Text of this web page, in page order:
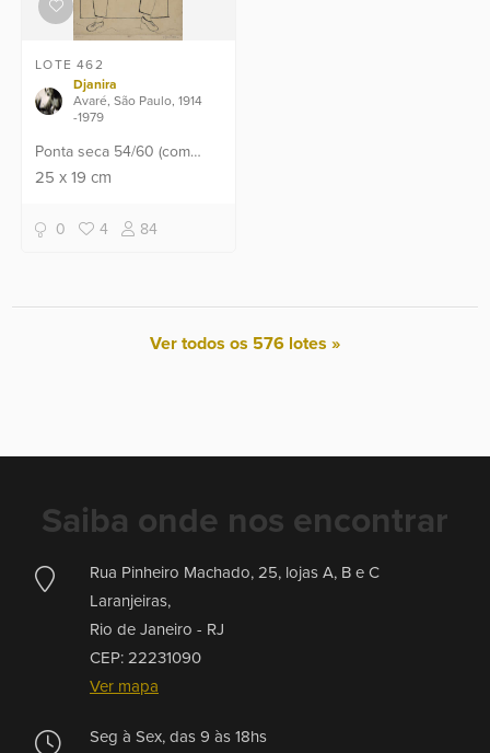
LOTE 462
Djanira
Avaré, São Paulo, 1914
-1979
Ponta seca 54/60 (com
marcas do tempo).
25x 19cm
0 4 84
Ver todos os 576 lotes »
Saiba onde nos encontrar
Rua Pinheiro Machado, 25, lojas A, B e C
Laranjeiras,
Rio de Janeiro - RJ
CEP: 22231090
Ver mapa
Seg à Sex, das 9 às 18hs